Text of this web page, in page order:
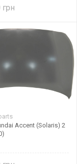
Accent (Solaris) 2